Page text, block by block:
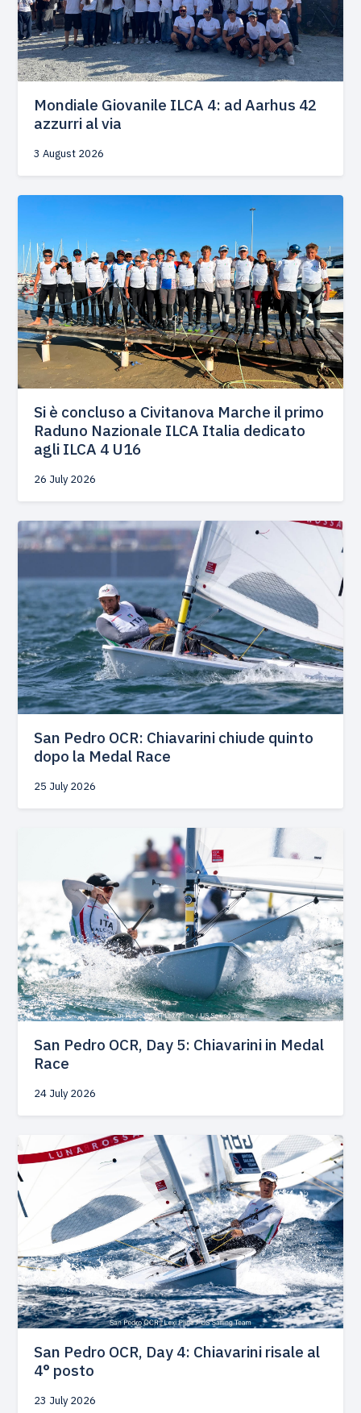
Mondiale Giovanile ILCA 4: ad Aarhus 42
azzurri al via
3 August 2026
Si è concluso a Civitanova Marche il primo
Raduno Nazionale ILCA Italia dedicato
agli ILCA 4 U16
26 July 2026
San Pedro OCR: Chiavarini chiude quinto
dopo la Medal Race
25 July 2026
San Pedro OCR, Day 5: Chiavarini in Medal
Race
24 July 2026
San Pedro OCR, Day 4: Chiavarini risale al
4° posto
23 July 2026